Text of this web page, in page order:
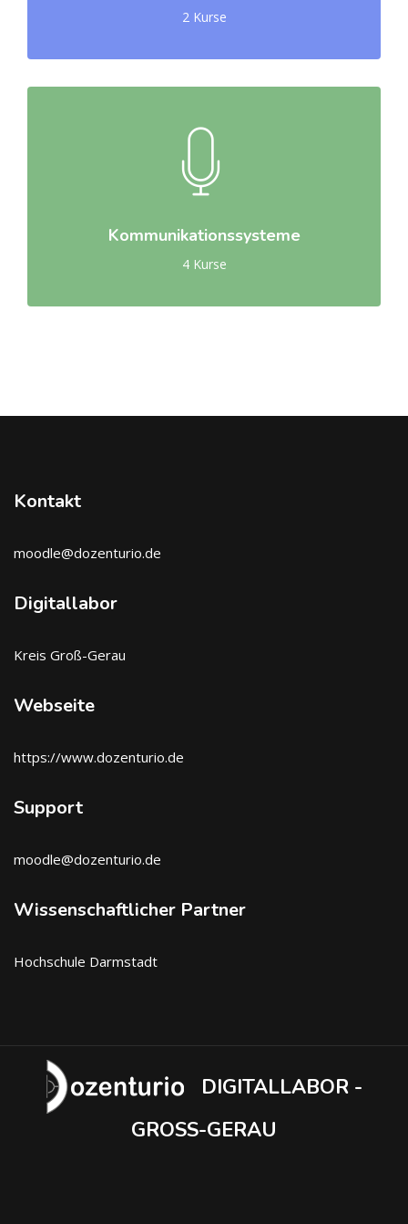
2 Kurse
Kommunikationssysteme
4 Kurse
Kontakt
moodle@dozenturio.de
Digitallabor
Kreis Groß-Gerau
Webseite
https://www.dozenturio.de
Support
moodle@dozenturio.de
Wissenschaftlicher Partner
Hochschule Darmstadt
DIGITALLABOR -
GROSS-GERAU